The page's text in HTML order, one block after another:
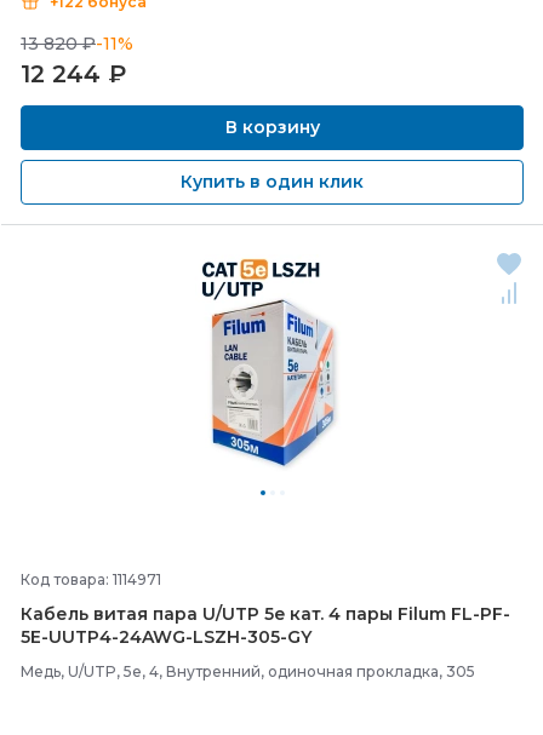
13 820 ₽-11%
12 244 ₽
В корзину
Купить в один клик
Код товара: 1114971
Кабель витая пара U/UTP 5e кат. 4 пары Filum FL-PF-
5E-UUTP4-24AWG-LSZH-305-GY
Медь, U/UTP, 5e, 4, Внутренний, одиночная прокладка, 305